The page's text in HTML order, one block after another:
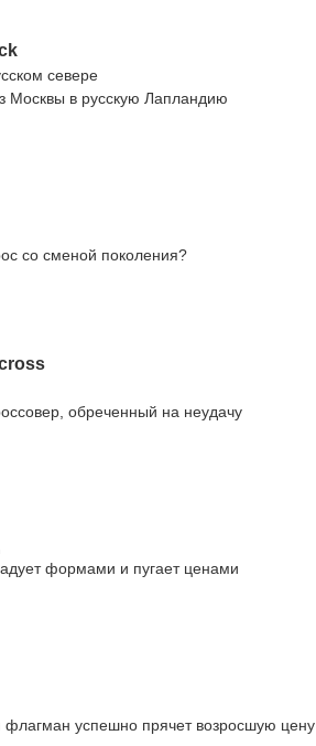
севере
Москвы в русскую Лапландию
со сменой поколения?
обреченный на неудачу
формами и пугает ценами
успешно прячет возросшую цену